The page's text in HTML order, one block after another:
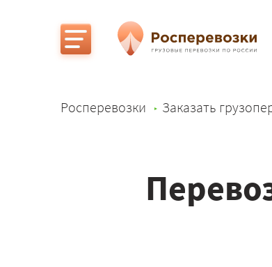
Росперевозки Заказать